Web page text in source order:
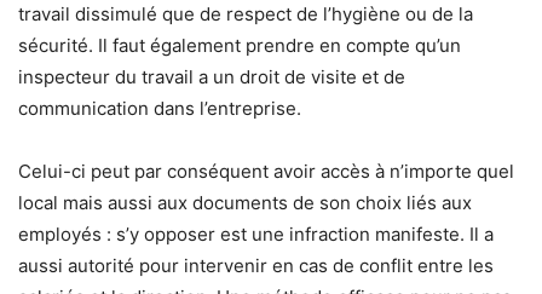
travail dissimulé que de respect de l’hygiène ou de la
sécurité. Il faut également prendre en compte qu’un
inspecteur du travail a un droit de visite et de
communication dans l’entreprise.
Celui-ci peut par conséquent avoir accès à n’importe quel
local mais aussi aux documents de son choix liés aux
employés : s’y opposer est une infraction manifeste. Il a
aussi autorité pour intervenir en cas de conflit entre les